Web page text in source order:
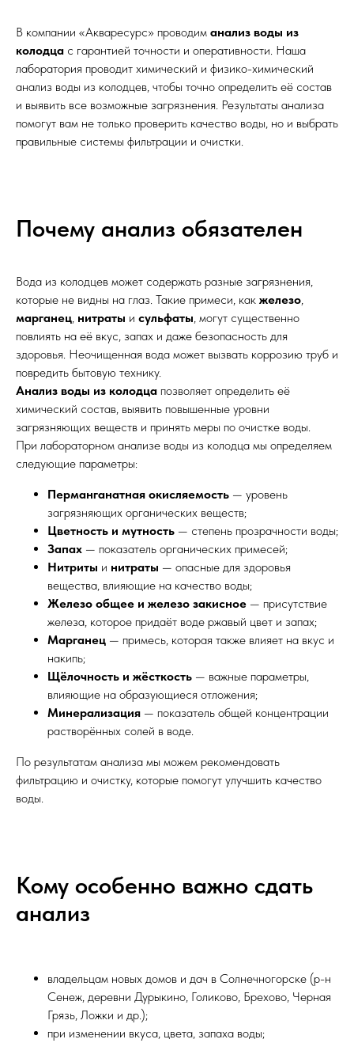
В компании «Акваресурс» проводим анализ воды из
колодца с гарантией точности и оперативности. Наша
лаборатория проводит химический и физико-химический
анализ воды из колодцев, чтобы точно определить её состав
и выявить все возможные загрязнения. Результаты анализа
помогут вам не только проверить качество воды, но и выбрать
правильные системы фильтрации и очистки.
Почему анализ обязателен
Вода из колодцев может содержать разные загрязнения,
которые не видны на глаз. Такие примеси, как железо,
марганец, нитраты и сульфаты, могут существенно
повлиять на её вкус, запах и даже безопасность для
здоровья. Неочищенная вода может вызвать коррозию труб и
повредить бытовую технику.
Анализ воды из колодца позволяет определить её
химический состав, выявить повышенные уровни
загрязняющих веществ и принять меры по очистке воды.
При лабораторном анализе воды из колодца мы определяем
следующие параметры:
Перманганатная окисляемость — уровень
загрязняющих органических веществ;
Цветность и мутность — степень прозрачности воды;
Запах — показатель органических примесей;
Нитриты и нитраты — опасные для здоровья
вещества, влияющие на качество воды;
Железо общее и железо закисное — присутствие
железа, которое придаёт воде ржавый цвет и запах;
Марганец — примесь, которая также влияет на вкус и
накипь;
Щёлочность и жёсткость — важные параметры,
влияющие на образующиеся отложения;
Минерализация — показатель общей концентрации
растворённых солей в воде.
По результатам анализа мы можем рекомендовать
фильтрацию и очистку, которые помогут улучшить качество
воды.
Кому особенно важно сдать
анализ
владельцам новых домов и дач в Солнечногорске (р-н
Сенеж, деревни Дурыкино, Голиково, Брехово, Черная
Грязь, Ложки и др.);
при изменении вкуса, цвета, запаха воды;